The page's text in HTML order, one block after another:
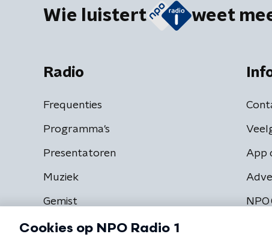
Wie luistert weet
Radio
Frequenties
Programma's
Presentatoren
Muziek
Gemist
App